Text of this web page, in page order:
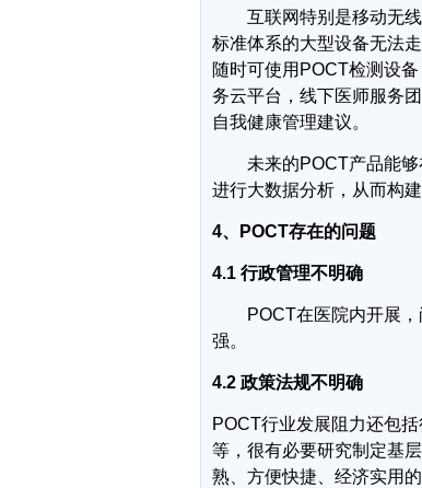
互联网特别是移动无
标准体系的大型设备无法
随时可使用 POCT检测设
务云平台，线下医师服务
自我健康管理建议。
未来的POCT产品能
进行大数据分析，从而构
4、 POCT存在的问题
4.1 行政管理不明确
POCT在医院内开展
强。
4.2 政策法规不明确
POCT行业发展阻力还包
等，很有必要研究制定基
熟、方便快捷、经济实用